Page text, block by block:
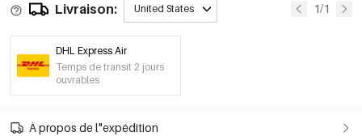
Livraison: United States 1/1
DHL Express Air
Temps de transit 2 jours
ouvrables
À propos de l"expédition